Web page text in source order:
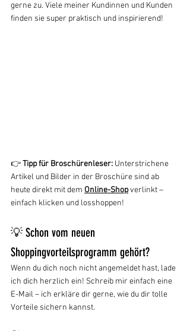
gerne zu. Viele meiner Kundinnen und Kunden
finden sie super praktisch und inspirierend!
👉 Tipp für Broschürenleser: Unterstrichene
Artikel und Bilder in der Broschüre sind ab
heute direkt mit dem Online-Shop verlinkt –
einfach klicken und losshoppen!
💡 Schon vom neuen
Shoppingvorteilsprogramm gehört?
Wenn du dich noch nicht angemeldet hast, lade
ich dich herzlich ein! Schreib mir einfach eine
E-Mail – ich erkläre dir gerne, wie du dir tolle
Vorteile sichern kannst.